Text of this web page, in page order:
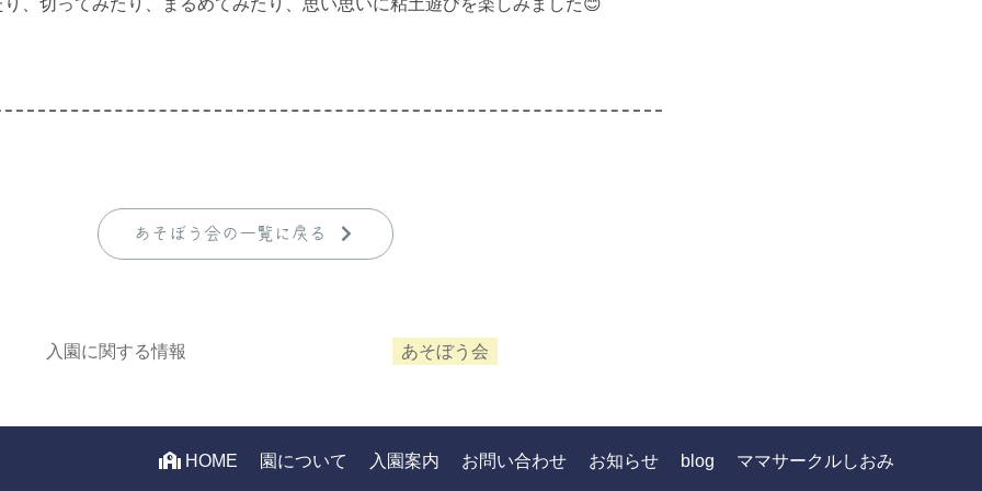
、切ってみたり、まるめてみたり、思い思いに粘土遊びを楽しみました😊
あそぼう会の一覧に戻る
入園に関する情報 あそぼう会
HOME 園について 入園案内 お問い合わせ お知らせ blog ママサークルしおみ